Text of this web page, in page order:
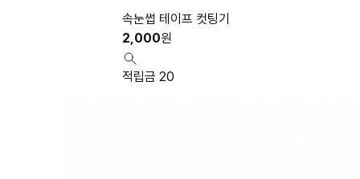
속눈썹 테이프 컷팅기
2,000원
적립금 20